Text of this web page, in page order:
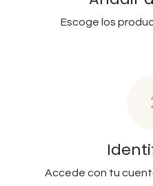
Escoge los
Accede con tu